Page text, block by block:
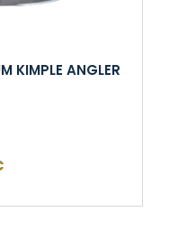
KIMPLE ANGLER